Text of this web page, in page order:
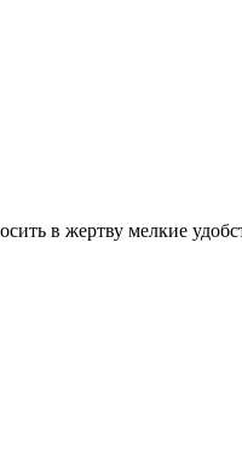
в жертву мелкие